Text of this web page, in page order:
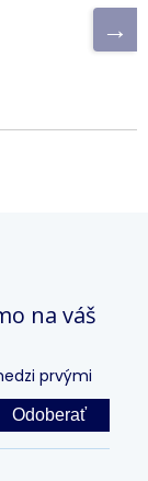
na váš
prvými
Odoberať